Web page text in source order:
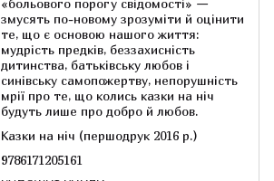
змусять по-новому зрозуміти й оцінити
те, що є основою нашого життя:
мудрість предків, беззахисність
дитинства, батьківську любов і
синівську самопожертву, непорушність
мрії про те, що колись казки на ніч
будуть лише про добро й любов.
Казки на ніч (першодрук 2016 р.)
9786171205161